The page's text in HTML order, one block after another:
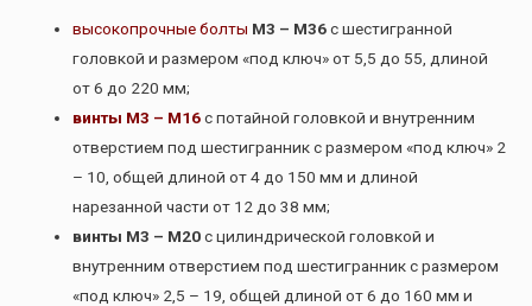
высокопрочные болты М3 – М36с шестигранной
головкой и размером «под ключ» от 5,5 до 55, длиной
от 6 до 220 мм;
винты М3 – М16с потайной головкой и внутренним
отверстием под шестигранник с размером «под ключ» 2
– 10, общей длиной от 4 до 150 мм и длиной
нарезанной части от 12 до 38 мм;
винты М3 – М20с цилиндрической головкой и
внутренним отверстием под шестигранник с размером
«под ключ» 2,5 – 19, общей длиной от 6 до 160 мм и